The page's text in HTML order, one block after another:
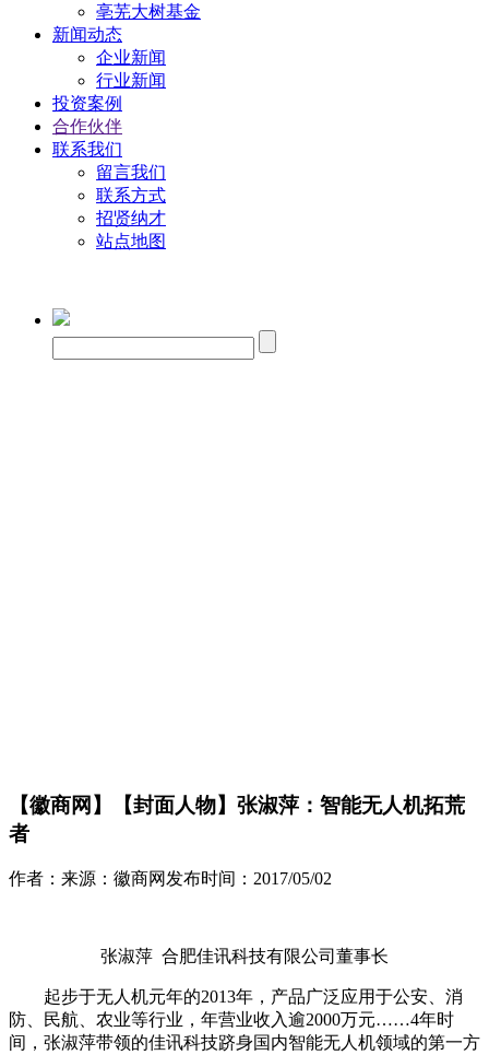
亳芜大树基金
新闻动态
企业新闻
行业新闻
投资案例
合作伙伴
联系我们
留言我们
联系方式
招贤纳才
站点地图
【徽商网】【封面人物】张淑萍：智能无人机拓荒
者
作者： 来源： 徽商网 发布时间： 2017/05/02
张淑萍 合肥佳讯科技有限公司董事长
起步于无人机元年的2013年，产品广泛应用于公安、消
防、民航、农业等行业，年营业收入逾2000万元……4年时
间，张淑萍带领的佳讯科技跻身国内智能无人机领域的第一方